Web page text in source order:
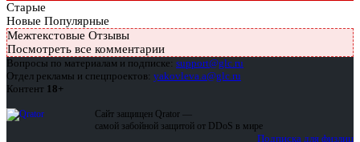
Старые
Новые Популярные
Межтекстовые Отзывы
Посмотреть все комментарии
Вопросы по материалам и подписке: support@glc.ru
Отдел рекламы и спецпроектов: yakovleva.a@glc.ru
Контент 18+
Сайт защищен Qrator —
самой забойной защитой от DDoS в мире
Подписка для физлиц